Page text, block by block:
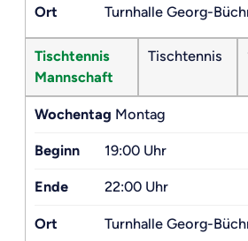
Ort Turnhalle Georg-
Tischtennis
Mannschaft
Tischtennis
Wochentag Montag
Beginn 19:00 Uhr
Ende 22:00 Uhr
Ort Turnhalle Georg-